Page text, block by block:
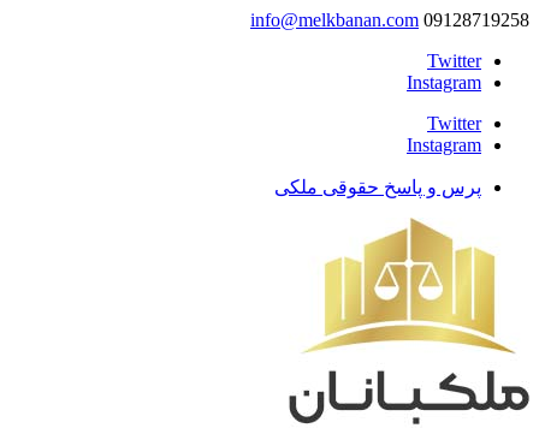
09128719258
info@melkbanan.com
Twitter
Instagram
Twitter
Instagram
پرس و پاسخ حقوقی ملکی